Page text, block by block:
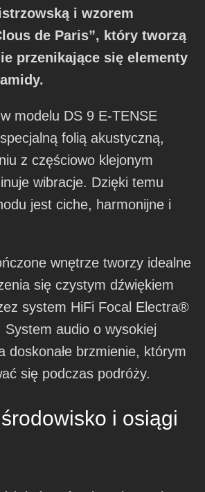
i wzorem
de Paris”, który tworzą
przenikające się elementy
modelu DS 9 E-TENSE
folią akustyczną,
z częściowo klejonym
wibracje. Dzięki temu
jest ciche, harmonijne i
wnętrze tworzy idealne
się czystym dźwiękiem
system HiFi Focal Electra®
System audio o wysokiej
doskonałe brzmienie, którym
się podczas podróży.
i osiągi